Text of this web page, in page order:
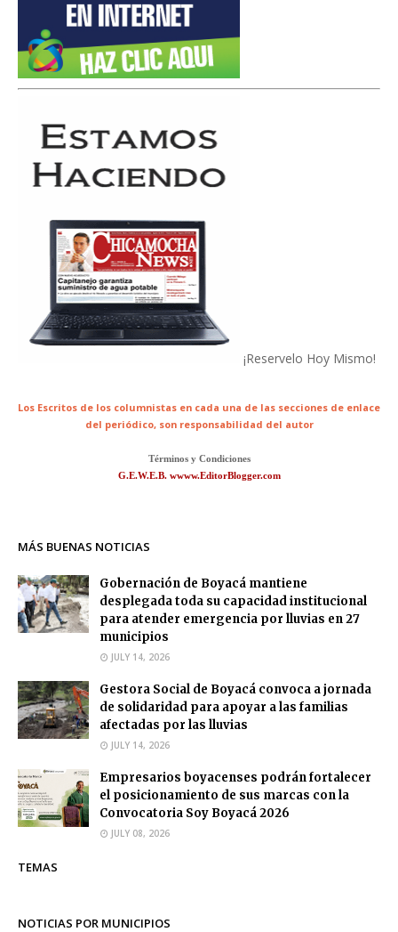
¡Reservelo Hoy Mismo!
Los Escritos de los columnistas en cada una de las secciones de enlace
del periódico, son responsabilidad del autor
Términos y Condiciones
G.E.W.E.B. wwww.EditorBlogger.com
MÁS BUENAS NOTICIAS
Gobernación de Boyacá mantiene
desplegada toda su capacidad institucional
para atender emergencia por lluvias en 27
municipios
JULY 14, 2026
Gestora Social de Boyacá convoca a jornada
de solidaridad para apoyar a las familias
afectadas por las lluvias
JULY 14, 2026
Empresarios boyacenses podrán fortalecer
el posicionamiento de sus marcas con la
Convocatoria Soy Boyacá 2026
JULY 08, 2026
TEMAS
NOTICIAS POR MUNICIPIOS